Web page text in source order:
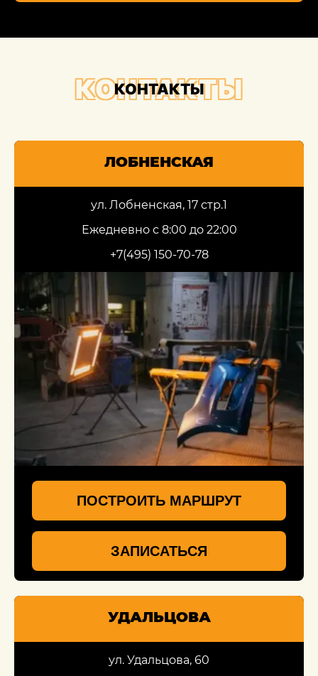
КОНТАКТЫ
КОНТАКТЫ
ЛОБНЕНСКАЯ
ул. Лобненская, 17 стр.1
Ежедневно с 8:00 до 22:00
+7(495) 150-70-78
ПОСТРОИТЬ МАРШРУТ
ЗАПИСАТЬСЯ
УДАЛЬЦОВА
ул. Удальцова, 60